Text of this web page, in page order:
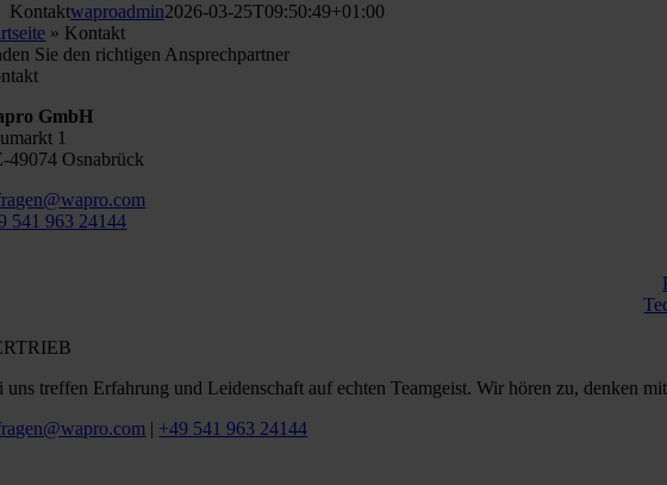
Kontaktwaproadmin2026-03-25T09:50:49+01:00
» Kontakt
Sie den richtigen Ansprechpartner
GmbH
1
49074 Osnabrück
541 963 24144
uns treffen Erfahrung und Leidenschaft auf echten Teamgeist. Wir hören zu, denken
| +49 541 963 24144